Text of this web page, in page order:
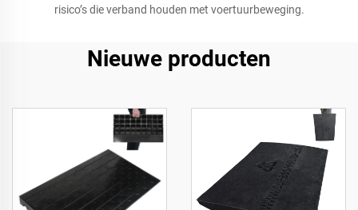
risico’s die verband houden met voertuurbeweging.
Nieuwe producten